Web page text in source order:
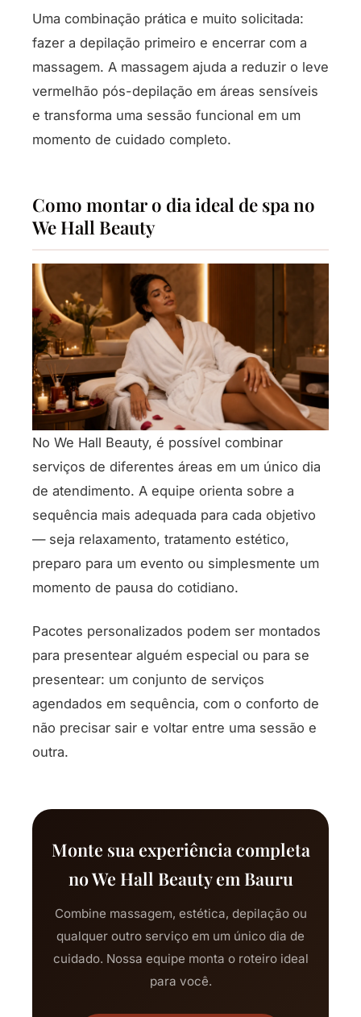
Uma combinação prática e muito solicitada:
fazer a depilação primeiro e encerrar com a
massagem. A massagem ajuda a reduzir o leve
vermelhão pós-depilação em áreas sensíveis
e transforma uma sessão funcional em um
momento de cuidado completo.
Como montar o dia ideal de spa no
We Hall Beauty
No We Hall Beauty, é possível combinar
serviços de diferentes áreas em um único dia
de atendimento. A equipe orienta sobre a
sequência mais adequada para cada objetivo
— seja relaxamento, tratamento estético,
preparo para um evento ou simplesmente um
momento de pausa do cotidiano.
Pacotes personalizados podem ser montados
para presentear alguém especial ou para se
presentear: um conjunto de serviços
agendados em sequência, com o conforto de
não precisar sair e voltar entre uma sessão e
outra.
Monte sua experiência completa
no We Hall Beauty em Bauru
Combine massagem, estética, depilação ou
qualquer outro serviço em um único dia de
cuidado. Nossa equipe monta o roteiro ideal
para você.